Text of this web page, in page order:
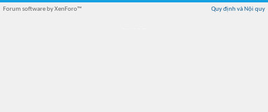
Quy định và Nội quy
Forum software by XenForo™